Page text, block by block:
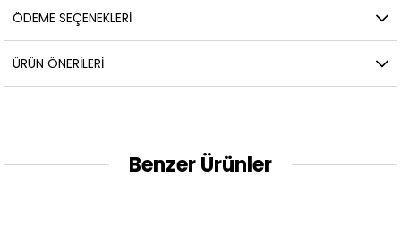
ÖDEME SEÇENEKLERI
ÜRÜN ÖNERILERI
Benzer Ürünler